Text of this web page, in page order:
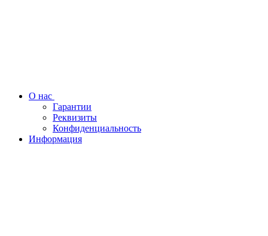
О нас
Гарантии
Реквизиты
Конфиденциальность
Информация